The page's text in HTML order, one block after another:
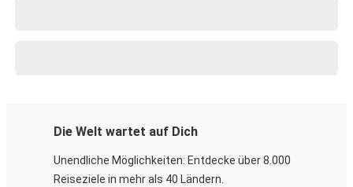
Die Welt wartet auf Dich
Unendliche Möglichkeiten: Entdecke über 8.000
Reiseziele in mehr als 40 Ländern.